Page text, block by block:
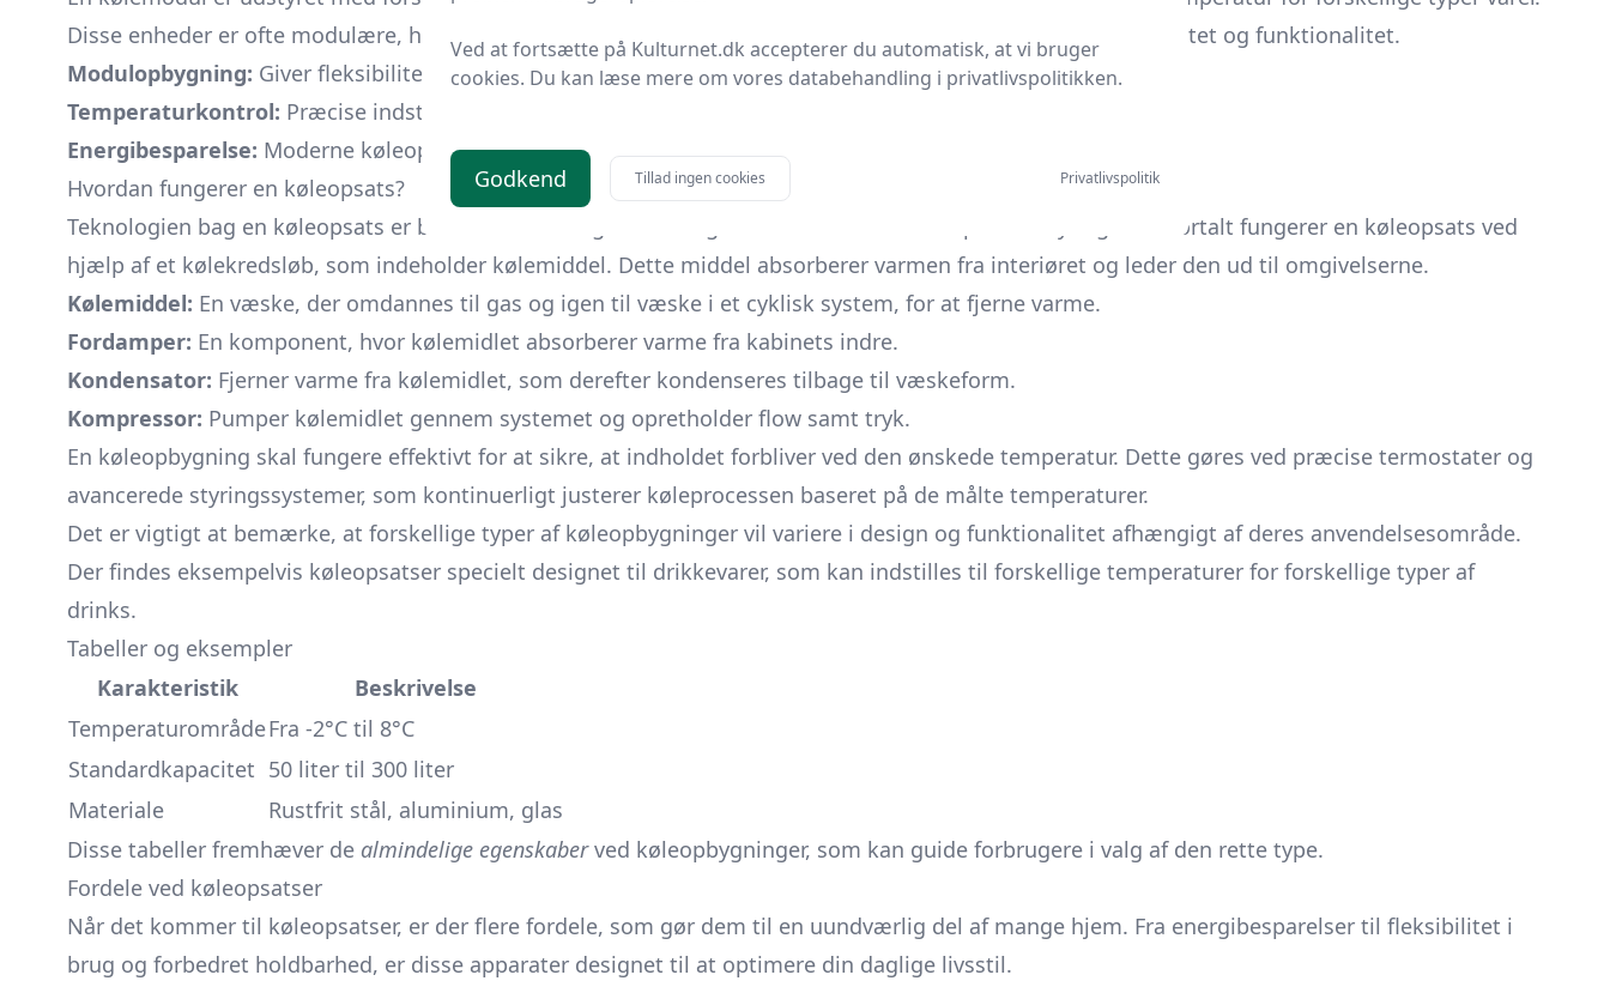
Disse enheder er ofte modulære, hvilket betyder, at de kan tilpasses specifikke behov, hvad angår både kapacitet og funktionalitet.
Modulopbygning: Giver fleksibilitet i placering og design.
Temperaturkontrol: Præcise indstillinger giver mulighed for at opretholde ideelle forhold.
Energibesparelse: Moderne køleopbygninger er designet til at være energieffektive.
Hvordan fungerer en køleopsats?
Teknologien bag en køleopsats er både avanceret og nødvendig for at sikre effektiv temperaturstyring. Kort fortalt fungerer en køleopsats ved
hjælp af et kølekredsløb, som indeholder kølemiddel. Dette middel absorberer varmen fra interiøret og leder den ud til omgivelserne.
Kølemiddel: En væske, der omdannes til gas og igen til væske i et cyklisk system, for at fjerne varme.
Fordamper: En komponent, hvor kølemidlet absorberer varme fra kabinets indre.
Kondensator: Fjerner varme fra kølemidlet, som derefter kondenseres tilbage til væskeform.
Kompressor: Pumper kølemidlet gennem systemet og opretholder flow samt tryk.
En køleopbygning skal fungere effektivt for at sikre, at indholdet forbliver ved den ønskede temperatur. Dette gøres ved præcise termostater og
avancerede styringssystemer, som kontinuerligt justerer køleprocessen baseret på de målte temperaturer.
Det er vigtigt at bemærke, at forskellige typer af køleopbygninger vil variere i design og funktionalitet afhængigt af deres anvendelsesområde.
Der findes eksempelvis køleopsatser specielt designet til drikkevarer, som kan indstilles til forskellige temperaturer for forskellige typer af
drinks.
Tabeller og eksempler
Karakteristik
Beskrivelse
TemperaturområdeFra -2°C til 8°C
Standardkapacitet 50 liter til 300 liter
Materiale
Rustfrit stål, aluminium, glas
Disse tabeller fremhæver de almindelige egenskaberved køleopbygninger, som kan guide forbrugere i valg af den rette type.
Fordele ved køleopsatser
Når det kommer til køleopsatser, er der flere fordele, som gør dem til en uundværlig del af mange hjem. Fra energibesparelser til fleksibilitet i
brug og forbedret holdbarhed, er disse apparater designet til at optimere din daglige livsstil.
Ved at fortsætte på Kulturnet.dk accepterer du automatisk, at vi bruger
cookies. Du kan læse mere om vores databehandling i privatlivspolitikken.
Godkend Tillad ingen cookies Privatlivspolitik